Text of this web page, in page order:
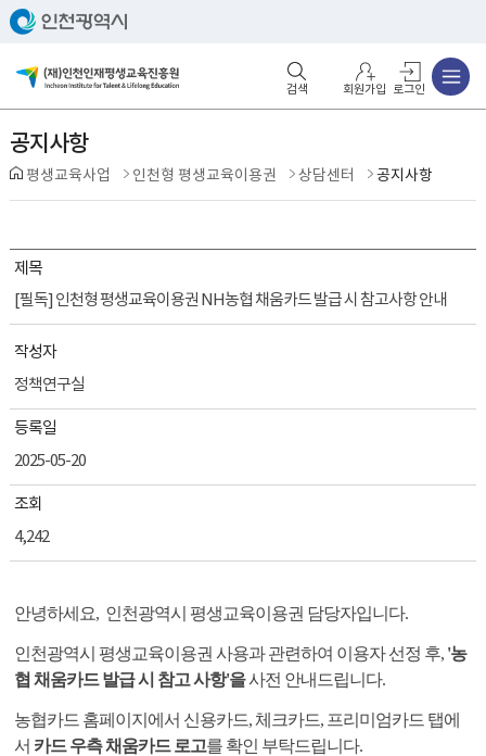
회원가입 로그인
공지사항
평생교육사업 인천형 평생교육이용권 상담센터 공지사항
제목
[필독] 인천형 평생교육이용권 NH농협 채움카드 발급 시 참고사항 안내
작성자
정책연구실
등록일
2025-05-20
조회
4,242
안녕하세요, 인천광역시 평생교육이용권 담당자입니다.
인천광역시 평생교육이용권 사용과 관련하여 이용자 선정 후, '농
협 채움카드 발급 시 참고 사항'을사전 안내드립니다.
농협카드 홈페이지에서 신용카드, 체크카드, 프리미엄카드 탭에
서 카드 우측 채움카드 로고를 확인 부탁드립니다.